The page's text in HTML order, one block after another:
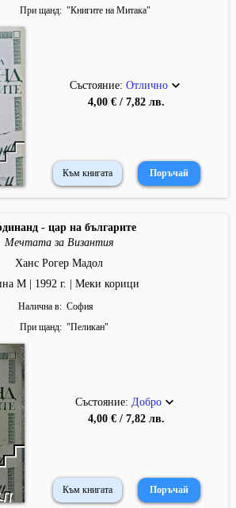
При щанд
"Книгите на Митака"
Състояние: Отлично
4,00 € / 7,82 лв.
Към книгата
- цар на българите
Мечтата за Византия
Ханс Рогер Мадол
М | 1992 г. | Меки корици
Налична в
София
При щанд
"Пеликан"
Състояние:Добро
4,00 € / 7,82 лв.
Към книгата